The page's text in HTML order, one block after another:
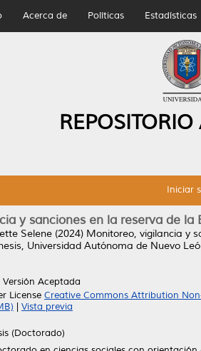
Acerca de Políticas Estadísticas
Iniciar
y sanciones en la reserva de
Selene (2024) Monitoreo, vigilancia y
Universidad Autónoma de Nuevo
Aceptada
License Creative Commons Attribution
Vista previa
(Doctorado)